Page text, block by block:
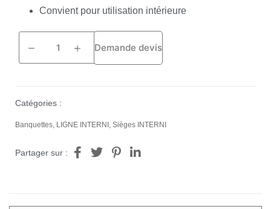
Convient pour utilisation intérieure
Demande devis
Catégories :
Banquettes, LIGNE INTERNI , Sièges INTERNI
Partager sur :